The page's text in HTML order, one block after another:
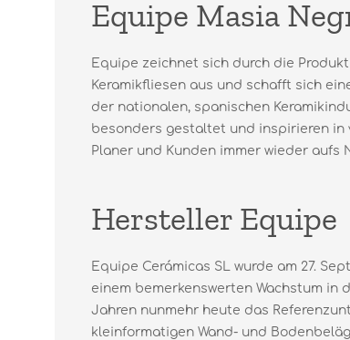
Equipe Masia
Equipe zeichnet sich durch die
Keramikfliesen aus und schafft sich
der nationalen, spanischen
besonders gestaltet und inspirieren in
Planer und Kunden immer wieder aufs
Hersteller Equipe
Equipe Cerámicas SL wurde am 27.
einem bemerkenswerten Wachstum
Jahren nunmehr heute das
kleinformatigen Wand- und